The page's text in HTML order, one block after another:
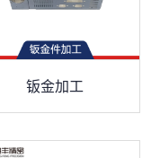
钣金加工